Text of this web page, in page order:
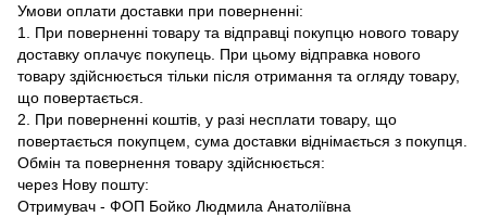
Умови оплати доставки при поверненні:
1. При поверненні товару та відправці покупцю нового товару
доставку оплачує покупець. При цьому відправка нового
товару здійснюється тільки після отримання та огляду товару,
що повертається.
2. При поверненні коштів, у разі несплати товару, що
повертається покупцем, сума доставки віднімається з покупця.
Обмін та повернення товару здійснюється:
через Нову пошту:
Отримувач - ФОП Бойко Людмила Анатоліївна